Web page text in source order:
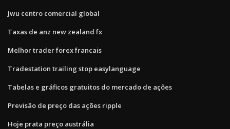
Jwu centro comercial global
Taxas de anz new zealand fx
Melhor trader forex francais
Tradestation trailing stop easylanguage
Tabelas e gráficos gratuitos do mercado de ações
Previsão de preço das ações ripple
Hoje prata preço austrália